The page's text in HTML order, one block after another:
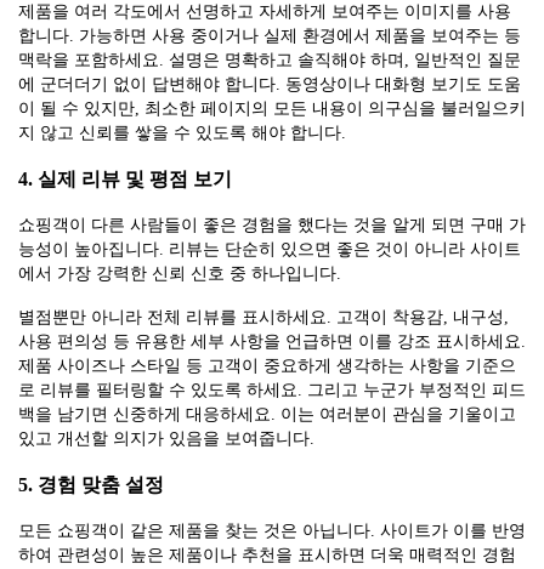
제품을 여러 각도에서 선명하고 자세하게 보여주는 이미지를 사용
합니다. 가능하면 사용 중이거나 실제 환경에서 제품을 보여주는 등
맥락을 포함하세요. 설명은 명확하고 솔직해야 하며, 일반적인 질문
에 군더더기 없이 답변해야 합니다. 동영상이나 대화형 보기도 도움
이 될 수 있지만, 최소한 페이지의 모든 내용이 의구심을 불러일으키
지 않고 신뢰를 쌓을 수 있도록 해야 합니다.
4. 실제 리뷰 및 평점 보기
쇼핑객이 다른 사람들이 좋은 경험을 했다는 것을 알게 되면 구매 가
능성이 높아집니다. 리뷰는 단순히 있으면 좋은 것이 아니라 사이트
에서 가장 강력한 신뢰 신호 중 하나입니다.
별점뿐만 아니라 전체 리뷰를 표시하세요. 고객이 착용감, 내구성,
사용 편의성 등 유용한 세부 사항을 언급하면 이를 강조 표시하세요.
제품 사이즈나 스타일 등 고객이 중요하게 생각하는 사항을 기준으
로 리뷰를 필터링할 수 있도록 하세요. 그리고 누군가 부정적인 피드
백을 남기면 신중하게 대응하세요. 이는 여러분이 관심을 기울이고
있고 개선할 의지가 있음을 보여줍니다.
5. 경험 맞춤 설정
모든 쇼핑객이 같은 제품을 찾는 것은 아닙니다. 사이트가 이를 반영
하여 관련성이 높은 제품이나 추천을 표시하면 더욱 매력적인 경험